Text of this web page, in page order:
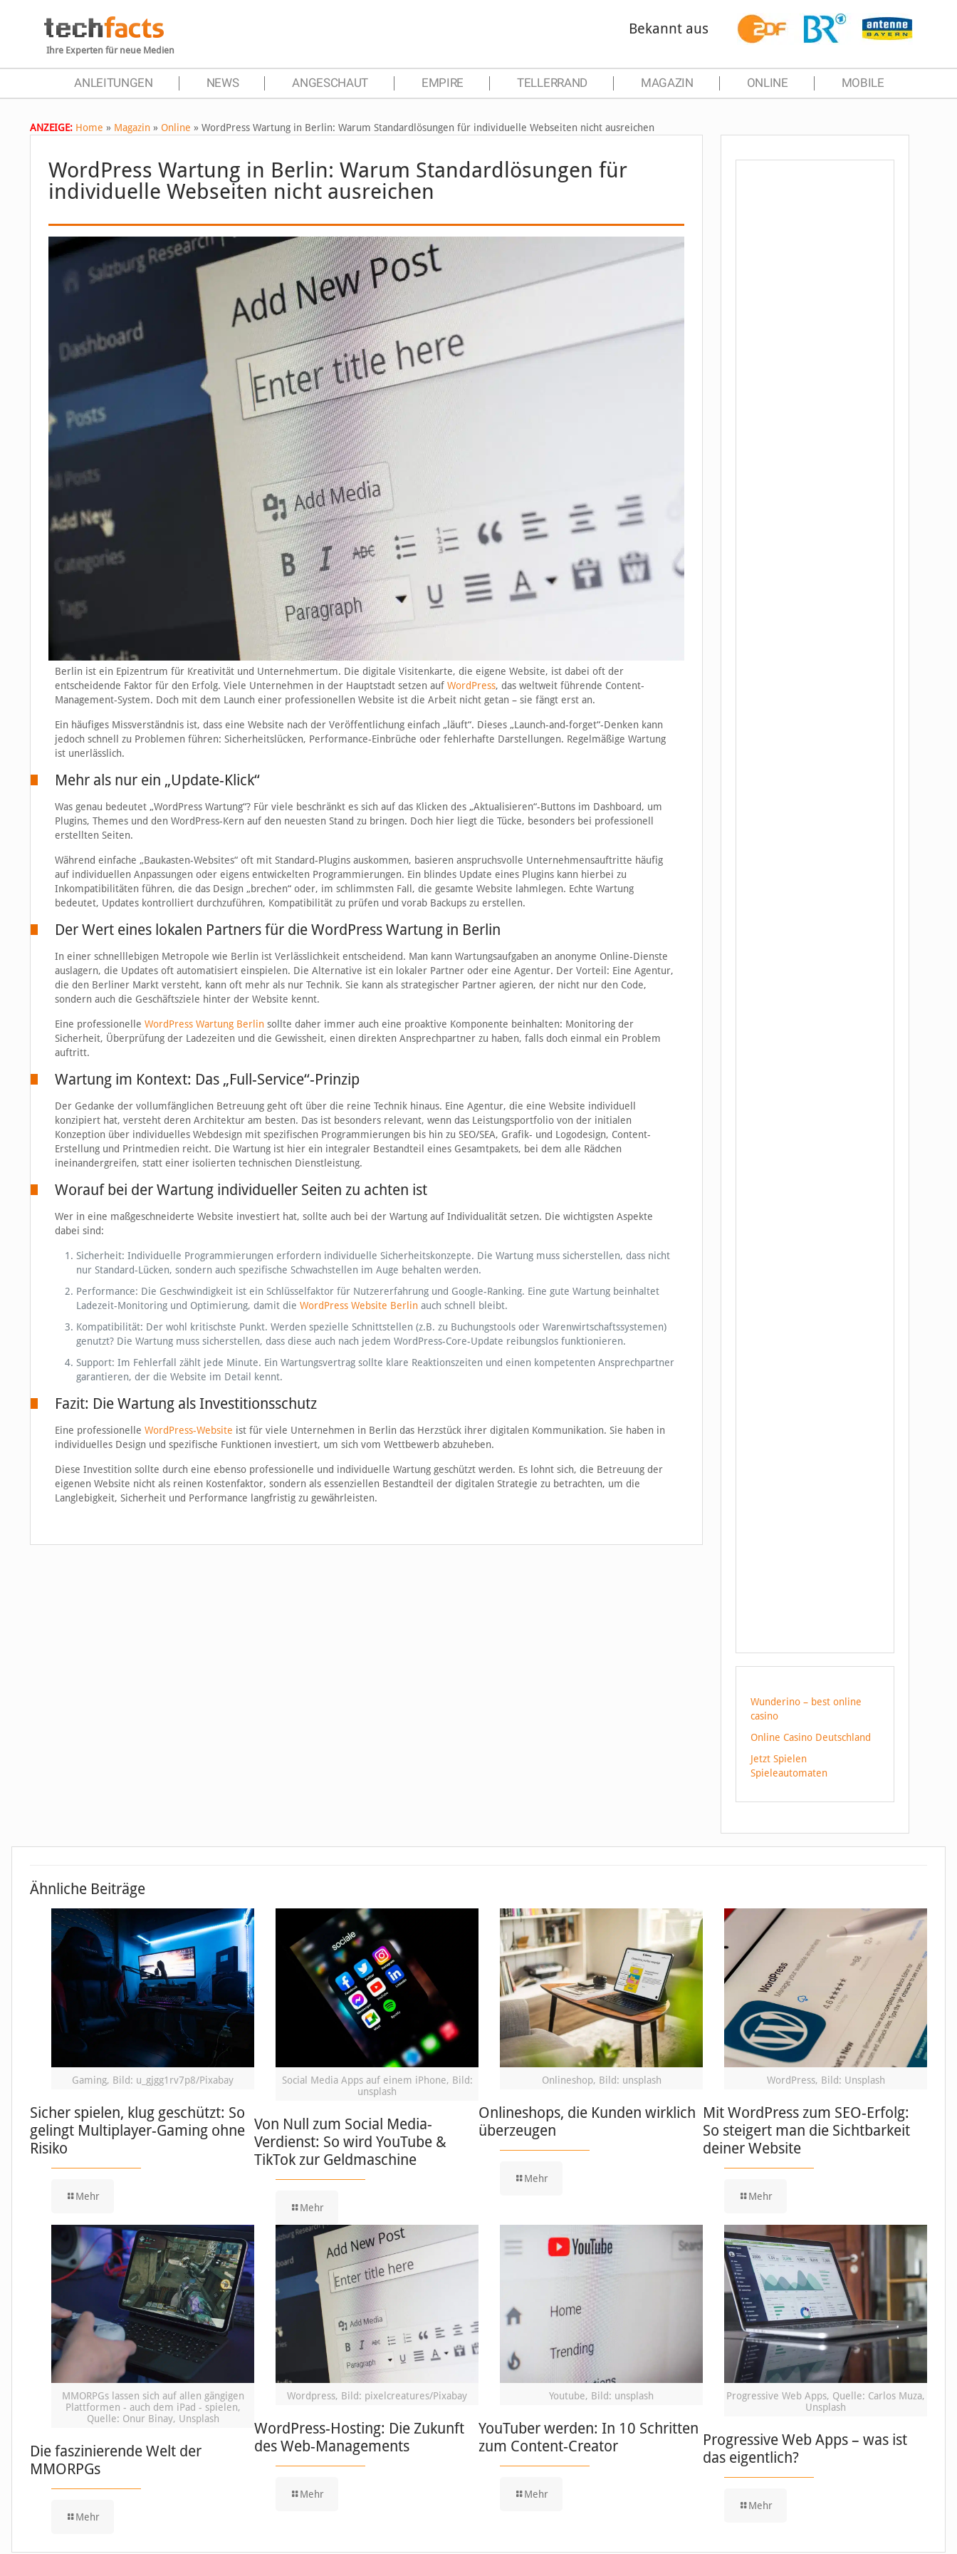
Ihre Experten für neue Medien
Bekannt aus
ANLEITUNGEN NEWS ANGESCHAUT EMPIRE TELLERRAND MAGAZIN ONLINE MOBILE
ANZEIGE: Home » Magazin » Online » WordPress Wartung in Berlin: Warum Standardlösungen für individuelle Webseiten nicht ausreichen
WordPress Wartung in Berlin: Warum Standardlösungen für
individuelle Webseiten nicht ausreichen
Berlin ist ein Epizentrum für Kreativität und Unternehmertum. Die digitale Visitenkarte, die eigene Website, ist dabei oft der
entscheidende Faktor für den Erfolg. Viele Unternehmen in der Hauptstadt setzen auf WordPress, das weltweit führende Content-
Management-System. Doch mit dem Launch einer professionellen Website ist die Arbeit nicht getan – sie fängt erst an.
Ein häufiges Missverständnis ist, dass eine Website nach der Veröffentlichung einfach „läuft“. Dieses „Launch-and-forget“-Denken kann
jedoch schnell zu Problemen führen: Sicherheitslücken, Performance-Einbrüche oder fehlerhafte Darstellungen. Regelmäßige Wartung
ist unerlässlich.
Mehr als nur ein „Update-Klick“
Was genau bedeutet „WordPress Wartung“? Für viele beschränkt es sich auf das Klicken des „Aktualisieren“-Buttons im Dashboard, um
Plugins, Themes und den WordPress-Kern auf den neuesten Stand zu bringen. Doch hier liegt die Tücke, besonders bei professionell
erstellten Seiten.
Während einfache „Baukasten-Websites“ oft mit Standard-Plugins auskommen, basieren anspruchsvolle Unternehmensauftritte häufig
auf individuellen Anpassungen oder eigens entwickelten Programmierungen. Ein blindes Update eines Plugins kann hierbei zu
Inkompatibilitäten führen, die das Design „brechen“ oder, im schlimmsten Fall, die gesamte Website lahmlegen. Echte Wartung
bedeutet, Updates kontrolliert durchzuführen, Kompatibilität zu prüfen und vorab Backups zu erstellen.
Der Wert eines lokalen Partners für die WordPress Wartung in Berlin
In einer schnelllebigen Metropole wie Berlin ist Verlässlichkeit entscheidend. Man kann Wartungsaufgaben an anonyme Online-Dienste
auslagern, die Updates oft automatisiert einspielen. Die Alternative ist ein lokaler Partner oder eine Agentur. Der Vorteil: Eine Agentur,
die den Berliner Markt versteht, kann oft mehr als nur Technik. Sie kann als strategischer Partner agieren, der nicht nur den Code,
sondern auch die Geschäftsziele hinter der Website kennt.
Eine professionelle WordPress Wartung Berlinsollte daher immer auch eine proaktive Komponente beinhalten: Monitoring der
Sicherheit, Überprüfung der Ladezeiten und die Gewissheit, einen direkten Ansprechpartner zu haben, falls doch einmal ein Problem
auftritt.
Wartung im Kontext: Das „Full-Service“-Prinzip
Der Gedanke der vollumfänglichen Betreuung geht oft über die reine Technik hinaus. Eine Agentur, die eine Website individuell
konzipiert hat, versteht deren Architektur am besten. Das ist besonders relevant, wenn das Leistungsportfolio von der initialen
Konzeption über individuelles Webdesign mit spezifischen Programmierungen bis hin zu SEO/SEA, Grafik- und Logodesign, Content-
Erstellung und Printmedien reicht. Die Wartung ist hier ein integraler Bestandteil eines Gesamtpakets, bei dem alle Rädchen
ineinandergreifen, statt einer isolierten technischen Dienstleistung.
Worauf bei der Wartung individueller Seiten zu achten ist
Wer in eine maßgeschneiderte Website investiert hat, sollte auch bei der Wartung auf Individualität setzen. Die wichtigsten Aspekte
dabei sind:
Sicherheit: Individuelle Programmierungen erfordern individuelle Sicherheitskonzepte. Die Wartung muss sicherstellen, dass nicht
nur Standard-Lücken, sondern auch spezifische Schwachstellen im Auge behalten werden.
Performance: Die Geschwindigkeit ist ein Schlüsselfaktor für Nutzererfahrung und Google-Ranking. Eine gute Wartung beinhaltet
Ladezeit-Monitoring und Optimierung, damit die WordPress Website Berlinauch schnell bleibt.
Kompatibilität: Der wohl kritischste Punkt. Werden spezielle Schnittstellen (z.B. zu Buchungstools oder Warenwirtschaftssystemen)
genutzt? Die Wartung muss sicherstellen, dass diese auch nach jedem WordPress-Core-Update reibungslos funktionieren.
Support: Im Fehlerfall zählt jede Minute. Ein Wartungsvertrag sollte klare Reaktionszeiten und einen kompetenten Ansprechpartner
garantieren, der die Website im Detail kennt.
Fazit: Die Wartung als Investitionsschutz
Eine professionelle WordPress-Website ist für viele Unternehmen in Berlin das Herzstück ihrer digitalen Kommunikation. Sie haben in
individuelles Design und spezifische Funktionen investiert, um sich vom Wettbewerb abzuheben.
Diese Investition sollte durch eine ebenso professionelle und individuelle Wartung geschützt werden. Es lohnt sich, die Betreuung der
eigenen Website nicht als reinen Kostenfaktor, sondern als essenziellen Bestandteil der digitalen Strategie zu betrachten, um die
Langlebigkeit, Sicherheit und Performance langfristig zu gewährleisten.
Wunderino – best online
casino
Online Casino Deutschland
Jetzt Spielen
Spieleautomaten
Ähnliche Beiträge
Gaming, Bild: u_gjgg1rv7p8/Pixabay
Sicher spielen, klug geschützt: So
gelingt Multiplayer-Gaming ohne
Risiko
Mehr
Social Media Apps auf einem iPhone, Bild:
unsplash
Von Null zum Social Media-
Verdienst: So wird YouTube &
TikTok zur Geldmaschine
Mehr
Onlineshop, Bild: unsplash
Onlineshops, die Kunden wirklich
überzeugen
Mehr
WordPress, Bild: Unsplash
Mit WordPress zum SEO-Erfolg:
So steigert man die Sichtbarkeit
deiner Website
Mehr
MMORPGs lassen sich auf allen gängigen
Plattformen - auch dem iPad - spielen,
Quelle: Onur Binay, Unsplash
Die faszinierende Welt der
MMORPGs
Mehr
Wordpress, Bild: pixelcreatures/Pixabay
WordPress-Hosting: Die Zukunft
des Web-Managements
Mehr
Youtube, Bild: unsplash
YouTuber werden: In 10 Schritten
zum Content-Creator
Mehr
Progressive Web Apps, Quelle: Carlos Muza,
Unsplash
Progressive Web Apps – was ist
das eigentlich?
Mehr